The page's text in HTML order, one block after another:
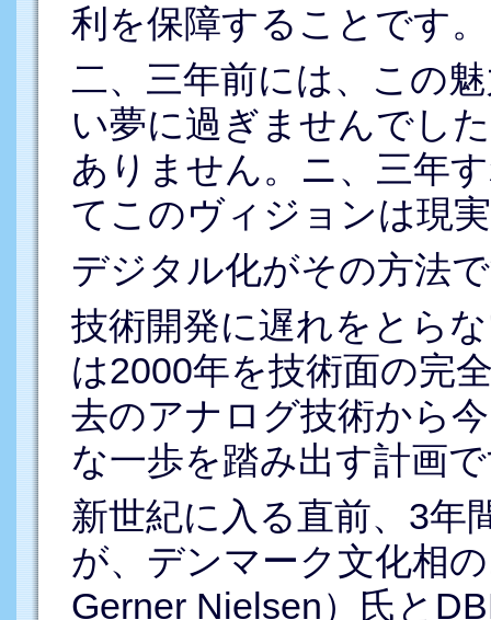
利を保障することです。
二、三年前には、この
い夢に過ぎませんでし
ありません。ニ、三年
てこのヴィジョンは現
デジタル化がその方法
技術開発に遅れをとら
は2000年を技術面の完
去のアナログ技術から
な一歩を踏み出す計画
新世紀に入る直前、3年
が、デンマーク文化相
Gerner Nielsen）氏と